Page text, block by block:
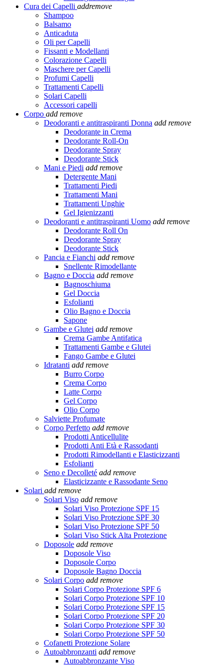
Cura dei Capelli addremove
Shampoo
Balsamo
Anticaduta
Oli per Capelli
Fissanti e Modellanti
Colorazione Capelli
Maschere per Capelli
Profumi Capelli
Trattamenti Capelli
Solari Capelli
Accessori capelli
Corpo add remove
Deodoranti e antitraspiranti Donna add remove
Deodorante in Crema
Deodorante Roll-On
Deodorante Spray
Deodorante Stick
Mani e Piedi add remove
Detergente Mani
Trattamenti Piedi
Trattamenti Mani
Trattamenti Unghie
Gel Igienizzanti
Deodoranti e antitraspiranti Uomo add remove
Deodorante Roll On
Deodorante Spray
Deodorante Stick
Pancia e Fianchi add remove
Snellente Rimodellante
Bagno e Doccia add remove
Bagnoschiuma
Gel Doccia
Esfolianti
Olio Bagno e Doccia
Sapone
Gambe e Glutei add remove
Crema Gambe Antifatica
Trattamenti Gambe e Glutei
Fango Gambe e Glutei
Idratanti add remove
Burro Corpo
Crema Corpo
Latte Corpo
Gel Corpo
Olio Corpo
Salviette Profumate
Corpo Perfetto add remove
Prodotti Anticellulite
Prodotti Anti Età e Rassodanti
Prodotti Rimodellanti e Elasticizzanti
Esfolianti
Seno e Decolleté add remove
Elasticizzante e Rassodante Seno
Solari add remove
Solari Viso add remove
Solari Viso Protezione SPF 15
Solari Viso Protezione SPF 30
Solari Viso Protezione SPF 50
Solari Viso Stick Alta Protezione
Doposole add remove
Doposole Viso
Doposole Corpo
Doposole Bagno Doccia
Solari Corpo add remove
Solari Corpo Protezione SPF 6
Solari Corpo Protezione SPF 10
Solari Corpo Protezione SPF 15
Solari Corpo Protezione SPF 20
Solari Corpo Protezione SPF 30
Solari Corpo Protezione SPF 50
Cofanetti Protezione Solare
Autoabbronzanti add remove
Autoabbronzante Viso